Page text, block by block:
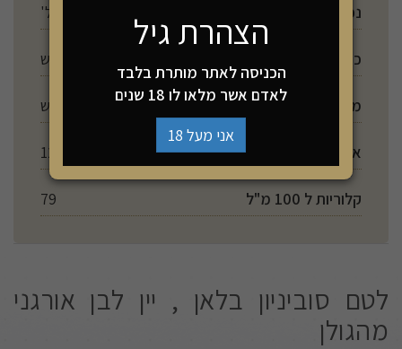
נפח
כשרות יש
מתיקות יבש
אלכוהול 12%
קלוריות ל 100 מ"ל 79
לטם סוביניון בלאן , יין לבן אורגני
מהגולן
הצהרת גיל
הכניסה לאתר מותרת בלבד
לאדם אשר מלאו לו 18 שנים
אני מעל 18